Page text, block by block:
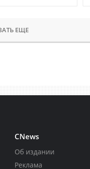
ЕЩЕ
CNews
Об издании
Реклама